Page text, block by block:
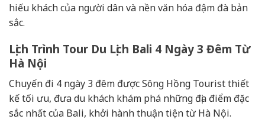
hiếu khách của người dân và nền văn hóa đậm đà bản
sắc.
Lịch Trình Tour Du Lịch Bali 4 Ngày 3 Đêm Từ
Hà Nội
Chuyến đi 4 ngày 3 đêm được Sông Hồng Tourist thiết
kế tối ưu, đưa du khách khám phá những địa điểm đặc
sắc nhất của Bali, khởi hành thuận tiện từ Hà Nội.